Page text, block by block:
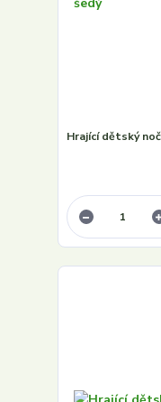
Hrající dětský